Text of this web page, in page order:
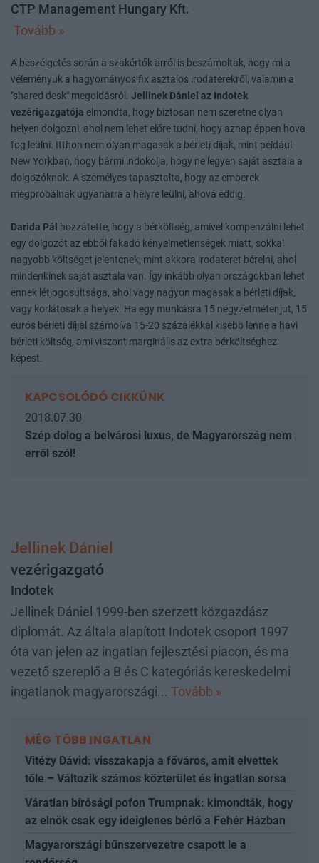
CTP Management Hungary Kft.
Tovább »
A beszélgetés során a szakértők arról is beszámoltak, hogy mi a
véleményük a hagyományos fix asztalos irodaterekről, valamin a
"shared desk" megoldásról. Jellinek Dániel az Indotek
vezérigazgatója elmondta, hogy biztosan nem szeretne olyan
helyen dolgozni, ahol nem lehet előre tudni, hogy aznap éppen hova
fog leülni. Itthon nem olyan magasak a bérleti díjak, mint például
New Yorkban, hogy bármi indokolja, hogy ne legyen saját asztala a
dolgozóknak. A személyes tapasztalta, hogy az emberek
megpróbálnak ugyanarra a helyre leülni, ahová eddig.
Darida Pál hozzátette, hogy a bérköltség, amivel kompenzálni lehet
egy dolgozót az ebből fakadó kényelmetlenségek miatt, sokkal
nagyobb költséget jelentenek, mint akkora irodateret bérelni, ahol
mindenkinek saját asztala van. Így inkább olyan országokban lehet
ennek létjogosultsága, ahol vagy nagyon magasak a bérleti díjak,
vagy korlátosak a helyek. Ha egy munkásra 15 négyzetméter jut, 15
eurós bérleti díjjal számolva 15-20 százalékkal kisebb lenne a havi
bérleti költség, ami viszont marginális az extra bérköltséghez
képest.
KAPCSOLÓDÓ CIKKÜNK
2018.07.30
Szép dolog a belvárosi luxus, de Magyarország nem
erről szól!
Jellinek Dániel
vezérigazgató
Indotek
Jellinek Dániel 1999-ben szerzett közgazdász
diplomát. Az általa alapított Indotek csoport 1997
óta van jelen az ingatlan fejlesztési piacon, és ma
vezető szereplő a B és C kategóriás kereskedelmi
ingatlanok magyarországi... Tovább »
MÉG TÖBB INGATLAN
Vitézy Dávid: visszakapja a főváros, amit elvettek
tőle – Változik számos közterület és ingatlan sorsa
Váratlan bírósági pofon Trumpnak: kimondták, hogy
az elnök csak egy ideiglenes bérlő a Fehér Házban
Magyarországi bűnszervezetre csapott le a